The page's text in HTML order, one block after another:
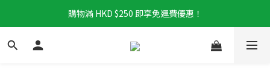
購物滿 HKD $250 即享免運費優惠！